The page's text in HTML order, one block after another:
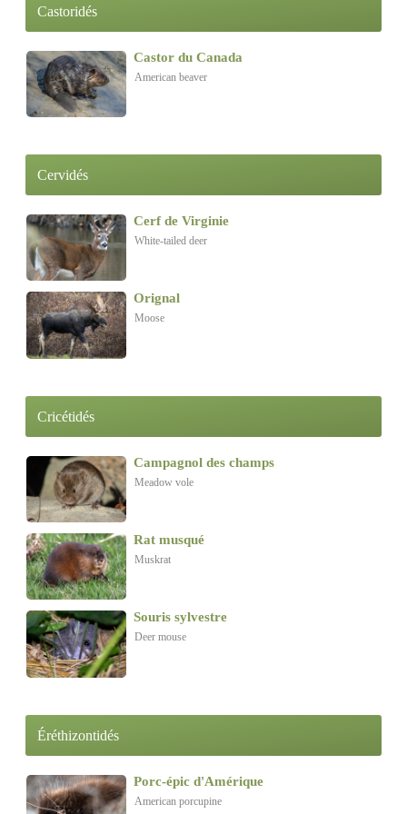
Castoridés
Castor du Canada
American beaver
Cervidés
Cerf de Virginie
White-tailed deer
Orignal
Moose
Cricétidés
Campagnol des champs
Meadow vole
Rat musqué
Muskrat
Souris sylvestre
Deer mouse
Éréthizontidés
Porc-épic d'Amérique
American porcupine